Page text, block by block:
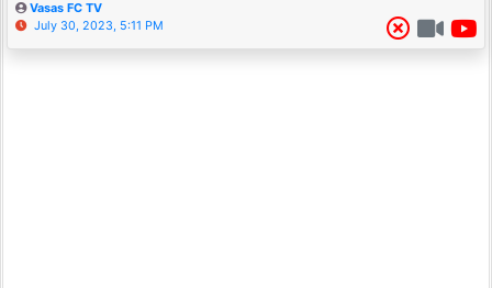
Vasas FC TV
July 30, 2023, 5:11 PM